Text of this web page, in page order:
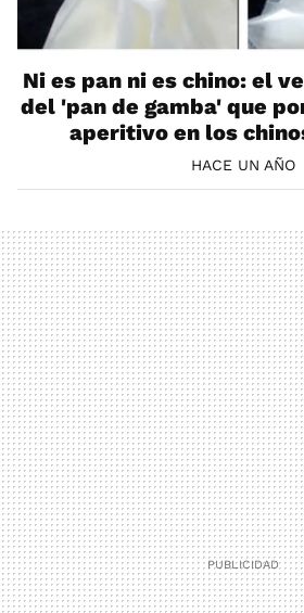
Ni es pan ni es chino: el
del 'pan de gamba' que
aperitivo en los
HACE UN AÑO